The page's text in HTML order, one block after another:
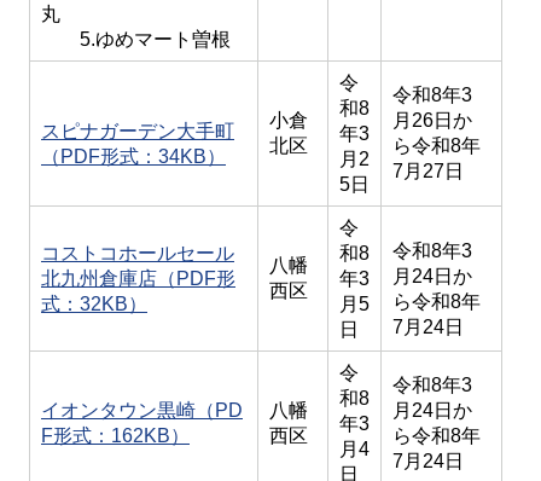
丸
5.ゆめマート曽根
スピナガーデン大手町
（PDF形式：34KB）
小倉
北区
令
和8
年3
月2
5日
令和8年3
月26日か
ら令和8年
7月27日
コストコホールセール
北九州倉庫店（PDF形
式：32KB）
八幡
西区
令
和8
年3
月5
日
令和8年3
月24日か
ら令和8年
7月24日
イオンタウン黒崎（PD
F形式：162KB）
八幡
西区
令
和8
年3
月4
日
令和8年3
月24日か
ら令和8年
7月24日